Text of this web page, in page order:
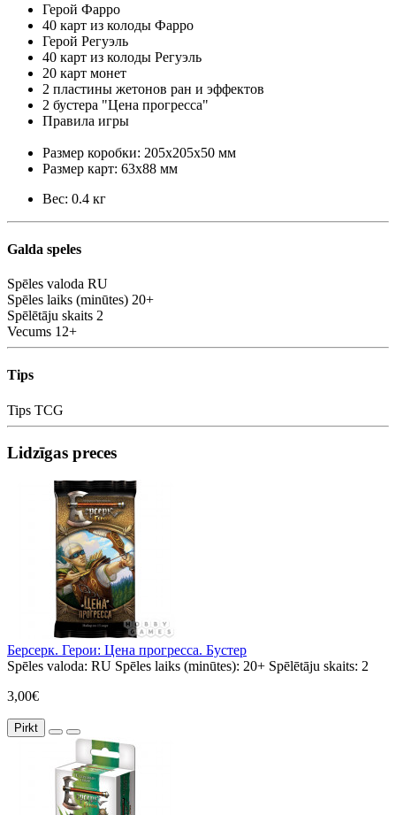
Герой Фарро
40 карт из колоды Фарро
Герой Регуэль
40 карт из колоды Регуэль
20 карт монет
2 пластины жетонов ран и эффектов
2 бустера "Цена прогресса"
Правила игры
Размер коробки: 205х205х50 мм
Размер карт: 63х88 мм
Вес: 0.4 кг
Galda speles
Spēles valoda RU
Spēles laiks (minūtes) 20+
Spēlētāju skaits 2
Vecums 12+
Tips
Tips TCG
Lidzīgas preces
Берсерк. Герои: Цена прогресса. Бустер
Spēles valoda: RU Spēles laiks (minūtes): 20+ Spēlētāju skaits: 2
3,00€
Pirkt